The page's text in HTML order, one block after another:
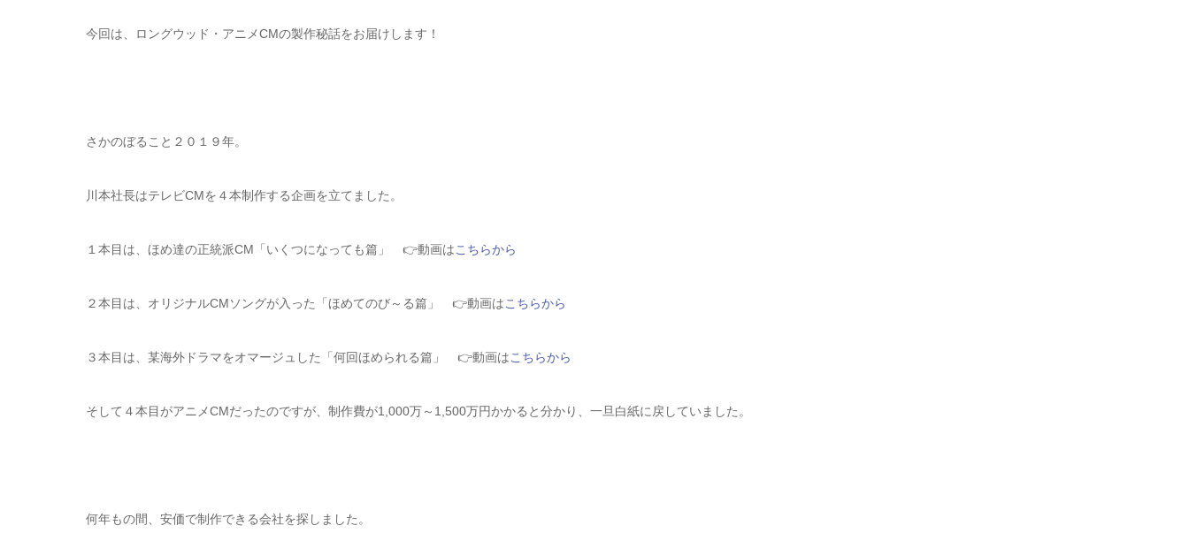
今回は、ロングウッド・アニメCMの製作秘話をお届けします！
さかのぼること２０１９年。
川本社長はテレビCMを４本制作する企画を立てました。
１本目は、ほめ達の正統派CM「いくつになっても篇」 👉動画はこちらから
２本目は、オリジナルCMソングが入った「ほめてのび～る篇」 👉動画はこちらから
３本目は、某海外ドラマをオマージュした「何回ほめられる篇」 👉動画はこちらから
そして４本目がアニメCMだったのですが、制作費が1,000万～1,500万円かかると分かり、一旦白紙に戻していました。
何年もの間、安価で制作できる会社を探しました。